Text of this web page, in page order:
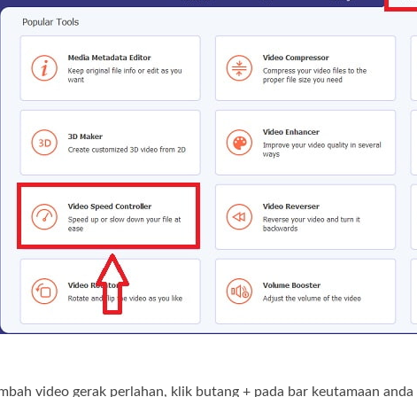
video gerak perlahan, klik butang + pada bar keutamaan